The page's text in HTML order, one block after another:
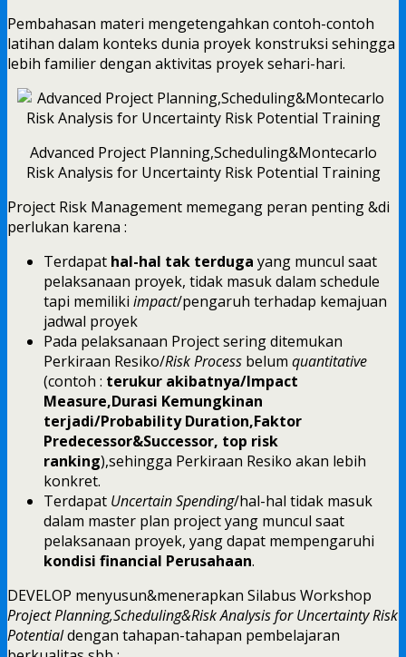
Pembahasan materi mengetengahkan contoh-contoh
latihan dalam konteks dunia proyek konstruksi sehingga
lebih familier dengan aktivitas proyek sehari-hari.
Advanced Project Planning,Scheduling&Montecarlo
Risk Analysis for Uncertainty Risk Potential Training
Project Risk Management memegang peran penting &di
perlukan karena :
Terdapat hal-hal tak terduga yang muncul saat
pelaksanaan proyek, tidak masuk dalam schedule
tapi memiliki impact/pengaruh terhadap kemajuan
jadwal proyek
Pada pelaksanaan Project sering ditemukan
Perkiraan Resiko/Risk Process belum quantitative
(contoh : terukur akibatnya/Impact
Measure,Durasi Kemungkinan
terjadi/Probability Duration,Faktor
Predecessor&Successor, top risk
ranking),sehingga Perkiraan Resiko akan lebih
konkret.
Terdapat Uncertain Spending/hal-hal tidak masuk
dalam master plan project yang muncul saat
pelaksanaan proyek, yang dapat mempengaruhi
kondisi financial Perusahaan.
DEVELOP menyusun&menerapkan Silabus Workshop
Project Planning,Scheduling&Risk Analysis for Uncertainty Risk
Potentialdengan tahapan-tahapan pembelajaran